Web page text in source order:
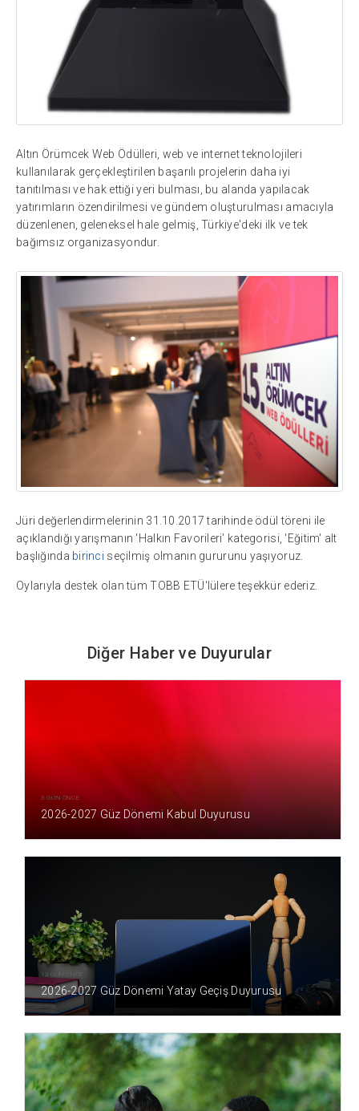
Altın Örümcek Web Ödülleri, web ve internet teknolojileri
kullanılarak gerçekleştirilen başarılı projelerin daha iyi
tanıtılması ve hak ettiği yeri bulması, bu alanda yapılacak
yatırımların özendirilmesi ve gündem oluşturulması amacıyla
düzenlenen, geleneksel hale gelmiş, Türkiye'deki ilk ve tek
bağımsız organizasyondur.
Jüri değerlendirmelerinin 31.10.2017 tarihinde ödül töreni ile
açıklandığı yarışmanın 'Halkın Favorileri' kategorisi, 'Eğitim' alt
başlığında birinci seçilmiş olmanın gururunu yaşıyoruz.
Oylarıyla destek olan tüm TOBB ETÜ'lülere teşekkür ederiz.
Diğer Haber ve Duyurular
3 GÜN ÖNCE
2026-2027 Güz Dönemi Kabul Duyurusu
13 GÜN ÖNCE
2026-2027 Güz Dönemi Yatay Geçiş Duyurusu